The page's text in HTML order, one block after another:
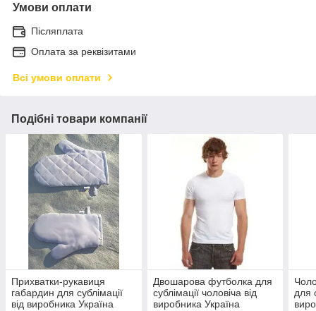
Умови оплати
Післяплата
Оплата за реквізитами
Всі умови оплати
Подібні товари компанії
Прихватки-рукавиця
габардин для сублімації
від виробника Україна
Двошарова футболка для
сублімації чоловіча від
виробника Україна
для